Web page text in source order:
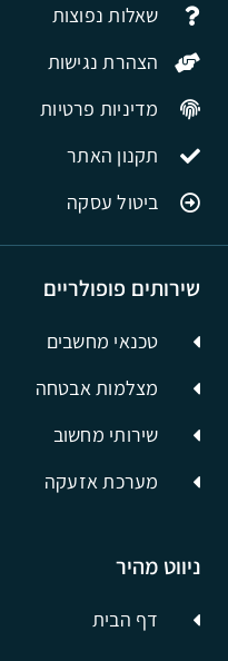
ניווט מהיר
דף הבית
שירותים פופולריים
טכנאי מחשבים
מצלמות אבטחה
שירותי מחשוב
מערכת אזעקה
שאלות נפוצות
הצהרת נגישות
מדיניות פרטיות
תקנון האתר
ביטול עסקה